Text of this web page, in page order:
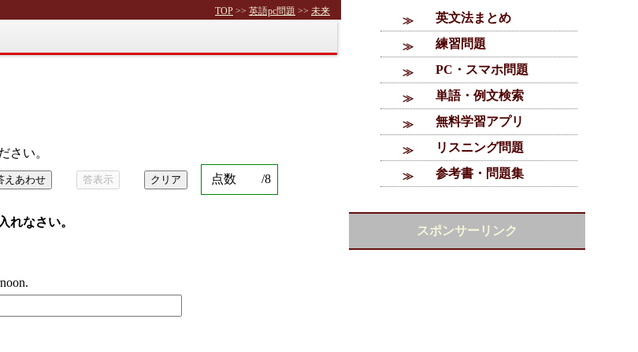
TOP >> 英語pc問題 >> 未来
英文法まとめ
練習問題
PC・スマホ問題
単語・例文検索
無料学習アプリ
リスニング問題
参考書・問題集
さい。
えあわせ 答表示 クリア 点数 /8
れなさい。